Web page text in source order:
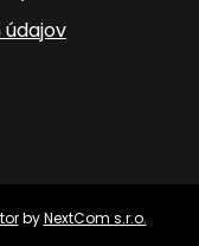
byNextCom s.r.o.